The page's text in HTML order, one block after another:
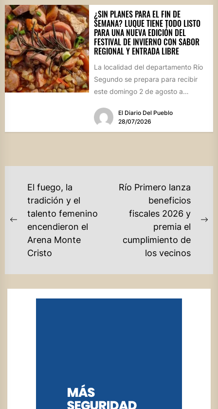
¿SIN PLANES PARA EL FIN DE
SEMANA? LUQUE TIENE TODO LISTO
PARA UNA NUEVA EDICIÓN DEL
FESTIVAL DE INVIERNO CON SABOR
REGIONAL Y ENTRADA LIBRE
La localidad del departamento Río
Segundo se prepara para recibir
este domingo 2 de agosto a
El Diario Del Pueblo
28/07/2026
NAVEGACIÓN
ENTRADAS
Previous
post:
El fuego, la
tradición y el
talento femenino
encendieron el
Arena Monte
Cristo
Río Primero lanza
beneficios
fiscales 2026 y
premia el
cumplimiento de
los vecinos